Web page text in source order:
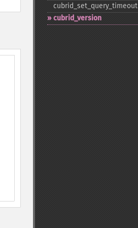
cubrid_​set_​query_​timeout
cubrid_​version